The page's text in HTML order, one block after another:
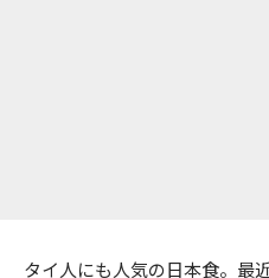
タイ人にも人気の日本食。最